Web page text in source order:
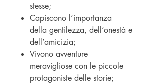
stesse;
Capiscono l’importanza
della gentilezza, dell’onestà e
dell’amicizia;
Vivono avventure
meravigliose con le piccole
protagoniste delle storie;